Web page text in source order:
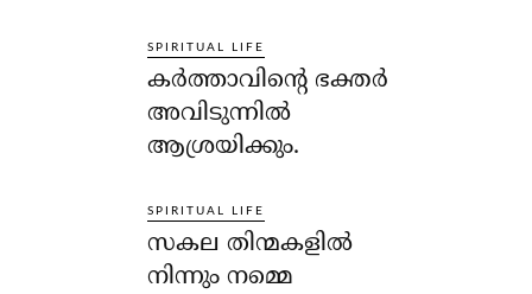
SPIRITUAL LIFE
കര്‍ത്താവിന്റെ ഭക്തര്‍
അവിടുന്നില്‍
ആശ്രയിക്കും.
SPIRITUAL LIFE
സകല തിന്മകളില്‍
നിന്നും നമ്മെ